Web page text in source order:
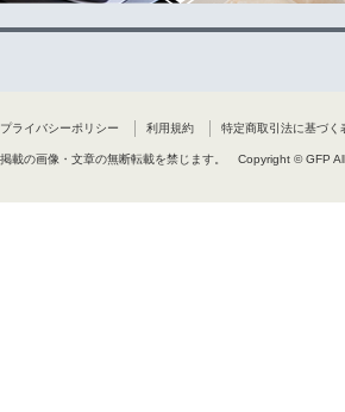
プライバシーポリシー 利用規約 特定商取引法に基づく
掲載の画像・文章の無断転載を禁じます。 Copyright © GFP